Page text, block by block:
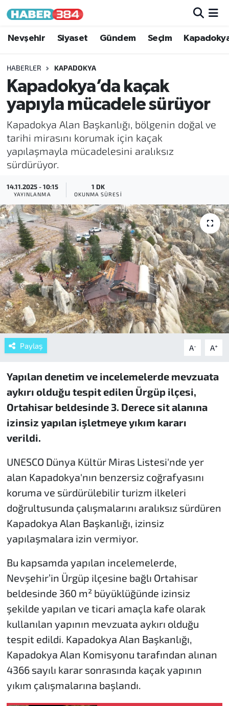
Nevşehir Siyaset Gündem Seçim
HABERLER KAPADOKYA
Kapadokya’da kaçak
yapıyla mücadele sürüyor
Kapadokya Alan Başkanlığı, bölgenin doğal ve
tarihi mirasını korumak için kaçak
yapılaşmayla mücadelesini aralıksız
sürdürüyor.
14.11.2025 - 10:15
YAYINLANMA
1 DK
OKUNMA SÜRESI
Paylaş A- A+
Yapılan denetim ve incelemelerde mevzuata
aykırı olduğu tespit edilen Ürgüp ilçesi,
Ortahisar beldesinde 3. Derece sit alanına
izinsiz yapılan işletmeye yıkım kararı
verildi.
UNESCO Dünya Kültür Miras Listesi'nde yer
alan Kapadokya'nın benzersiz coğrafyasını
koruma ve sürdürülebilir turizm ilkeleri
doğrultusunda çalışmalarını aralıksız sürdüren
Kapadokya Alan Başkanlığı, izinsiz
yapılaşmalara izin vermiyor.
Bu kapsamda yapılan incelemelerde,
Nevşehir’in Ürgüp ilçesine bağlı Ortahisar
beldesinde 360 m² büyüklüğünde izinsiz
şekilde yapılan ve ticari amaçla kafe olarak
kullanılan yapının mevzuata aykırı olduğu
tespit edildi. Kapadokya Alan Başkanlığı,
Kapadokya Alan Komisyonu tarafından alınan
4366 sayılı karar sonrasında kaçak yapının
yıkım çalışmalarına başlandı.
Nöbetçi Eczaneler
Hava Durumu
Trafik Durumu
Tüm Manşetler
Son Dakika Haberleri
Haber Arşivi